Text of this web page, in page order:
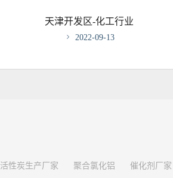
天津开发区-化工行业
 2022-09-13
活性炭生产厂家 聚合氯化铝 催化剂厂家